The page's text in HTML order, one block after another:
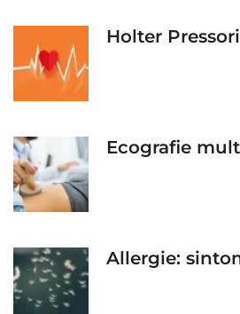
Holter
Ecografie
Allergie: